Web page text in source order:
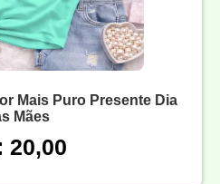
Mais Puro Presente Dia
Mães
20,00